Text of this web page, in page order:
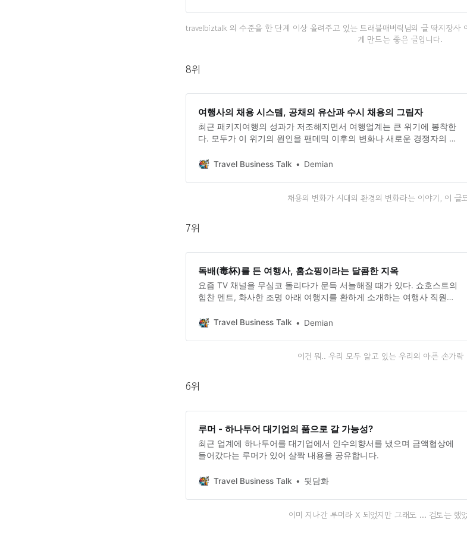
travelbiztalk 의 수준을 한 단계 이상 올려주고 있는 트래블매버릭님의 글 딱지장사
게 만드는 좋은 글입니다.
8위
여행사의 채용 시스템, 공채의 유산과 수시 채용의 그림자
최근 패키지여행의 성과가 저조해지면서 여행업계는 큰 위기에 봉착한
다. 모두가 이 위기의 원인을 팬데믹 이후의 변화나 새로운 경쟁자의 등
지금의 위기는 단순히 외부 환경 탓일까? 혹시 오랜 시간 동안 곪아온
된다. 겉으로 드러난 위기 이면에 숨겨진 여행업계의 구조적 문제를 파
Travel Business Talk Demian
채용의 변화가 시대의 환경의 변화라는 이야기, 이 글
7위
독배(毒杯)를 든 여행사, 홈쇼핑이라는 달콤한 지옥
요즘 TV 채널을 무심코 돌리다가 문득 서늘해질 때가 있다. 쇼호스트의
힘찬 멘트, 화사한 조명 아래 여행지를 환하게 소개하는 여행사 직원들
들어갈 것이다. 나는 안다. 저 1시간짜리 ‘웃음’을 위해 지불한 1억 원의
Travel Business Talk Demian
이건 뭐.. 우리 모두 알고 있는 우리의 아픈 손가
6위
루머 - 하나투어 대기업의 품으로 갈 가능성?
최근 업계에 하나투어를 대기업에서 인수의향서를 냈으며 금액협상에
들어갔다는 루머가 있어 살짝 내용을 공유합니다.
Travel Business Talk 뒷담화
이미 지나간 루머라 X 되었지만 그래도 ... 검토는 했